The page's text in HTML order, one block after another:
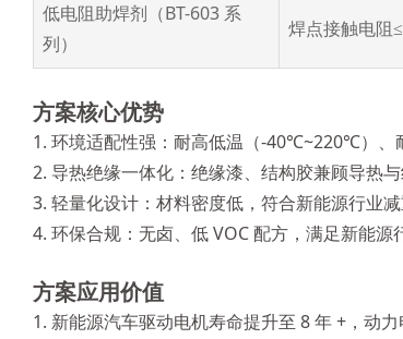
低电阻助焊剂（BT-603 系
列）
焊点接触电阻
方案核心优势
1. 环境适配性强：耐高低温（-40℃~220℃）、
2. 导热绝缘一体化：绝缘漆、结构胶兼顾导热
3. 轻量化设计：材料密度低，符合新能源行业减
4. 环保合规：无卤、低 VOC 配方，满足新能源
方案应用价值
1. 新能源汽车驱动电机寿命提升至 8 年 +，动力